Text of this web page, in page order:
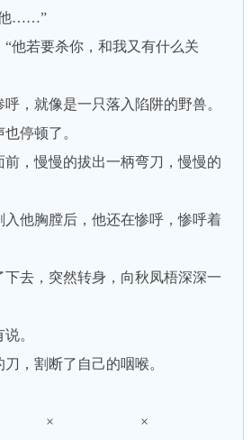
……”
若要杀你，和我又有什么关
就像是一只落入陷阱的野兽。
停顿了。
，慢慢的拔出一柄弯刀，慢慢的
他胸膛后，他还在惨呼，惨呼着
去，突然转身，向秋凤梧深深一
。
割断了自己的咽喉。
× ×